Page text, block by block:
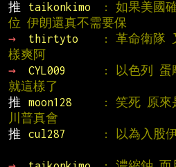
推
taikonkimo
: 如果美國
位 伊朗還真不需要保
→
thirtyto
: 革命衛隊
樣爽阿
→
CYL009
: 以色列 蛋
就這樣了
推
moon128
: 笑死 原來
川普真會
推
cul287
: 以為入股